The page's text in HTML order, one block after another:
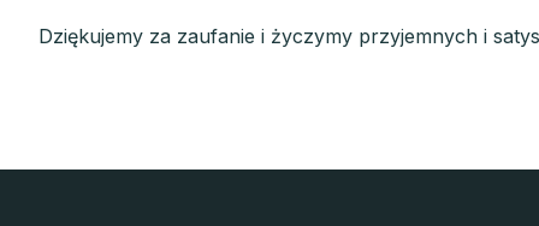
Dziękujemy za zaufanie i życzymy przyjemnych i